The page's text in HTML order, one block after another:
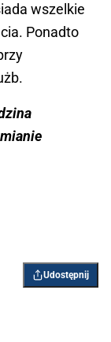
wszelkie
Ponadto
Udostępnij